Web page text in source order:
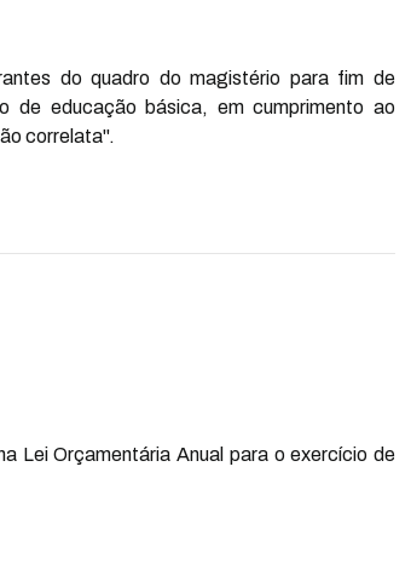
do quadro do magistério para fim de
de educação básica, em cumprimento ao
correlata".
Lei Orçamentária Anual para o exercício de